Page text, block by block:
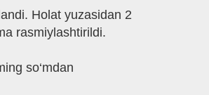
Holat yuzasidan 2
rasmiylashtirildi.
so‘mdan